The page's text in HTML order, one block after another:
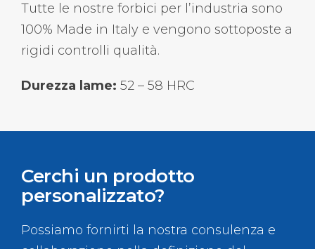
Tutte le nostre forbici per l’industria sono
100% Made in Italy e vengono sottoposte a
rigidi controlli qualità.
Durezza lame: 52 – 58 HRC
Cerchi un prodotto
personalizzato?
Possiamo fornirti la nostra consulenza e